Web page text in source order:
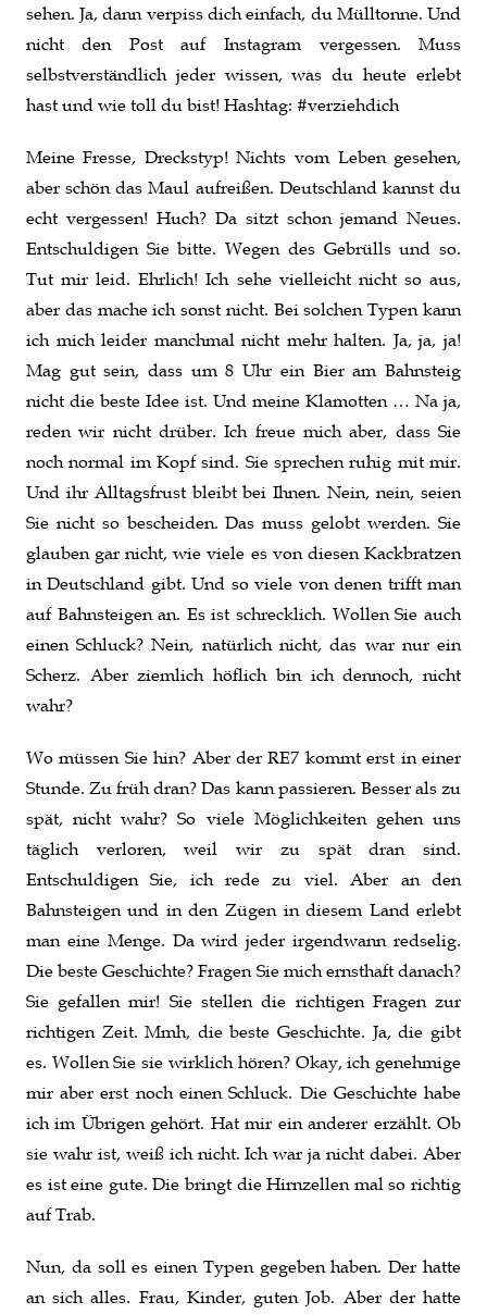
sehen. Ja, dann verpiss dich einfach, du Mülltonne. Und
nicht den Post auf Instagram vergessen. Muss
selbstverständlich jeder wissen, was du heute erlebt
hast und wie toll du bist! Hashtag: #verziehdich
Meine Fresse, Dreckstyp! Nichts vom Leben gesehen,
aber schön das Maul aufreißen. Deutschland kannst du
echt vergessen! Huch? Da sitzt schon jemand Neues.
Entschuldigen Sie bitte. Wegen des Gebrülls und so.
Tut mir leid. Ehrlich! Ich sehe vielleicht nicht so aus,
aber das mache ich sonst nicht. Bei solchen Typen kann
ich mich leider manchmal nicht mehr halten. Ja, ja, ja!
Mag gut sein, dass um 8 Uhr ein Bier am Bahnsteig
nicht die beste Idee ist. Und meine Klamotten … Na ja,
reden wir nicht drüber. Ich freue mich aber, dass Sie
noch normal im Kopf sind. Sie sprechen ruhig mit mir.
Und ihr Alltagsfrust bleibt bei Ihnen. Nein, nein, seien
Sie nicht so bescheiden. Das muss gelobt werden. Sie
glauben gar nicht, wie viele es von diesen Kackbratzen
in Deutschland gibt. Und so viele von denen trifft man
auf Bahnsteigen an. Es ist schrecklich. Wollen Sie auch
einen Schluck? Nein, natürlich nicht, das war nur ein
Scherz. Aber ziemlich höflich bin ich dennoch, nicht
wahr?
Wo müssen Sie hin? Aber der RE7 kommt erst in einer
Stunde. Zu früh dran? Das kann passieren. Besser als zu
spät, nicht wahr? So viele Möglichkeiten gehen uns
täglich verloren, weil wir zu spät dran sind.
Entschuldigen Sie, ich rede zu viel. Aber an den
Bahnsteigen und in den Zügen in diesem Land erlebt
man eine Menge. Da wird jeder irgendwann redselig.
Die beste Geschichte? Fragen Sie mich ernsthaft danach?
Sie gefallen mir! Sie stellen die richtigen Fragen zur
richtigen Zeit. Mmh, die beste Geschichte. Ja, die gibt
es. Wollen Sie sie wirklich hören? Okay, ich genehmige
mir aber erst noch einen Schluck. Die Geschichte habe
ich im Übrigen gehört. Hat mir ein anderer erzählt. Ob
sie wahr ist, weiß ich nicht. Ich war ja nicht dabei. Aber
es ist eine gute. Die bringt die Hirnzellen mal so richtig
auf Trab.
Nun, da soll es einen Typen gegeben haben. Der hatte
an sich alles. Frau, Kinder, guten Job. Aber der hatte